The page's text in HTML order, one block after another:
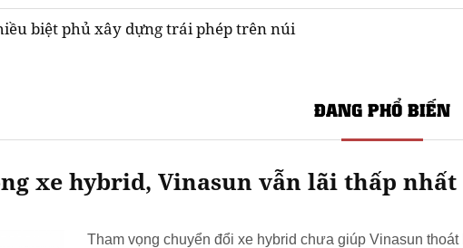
biệt phủ xây dựng trái phép trên núi
ĐANG PHỔ BIẾN
xe hybrid, Vinasun vẫn lãi thấp nhất
Tham vọng chuyển đổi xe hybrid chưa giúp Vinasun